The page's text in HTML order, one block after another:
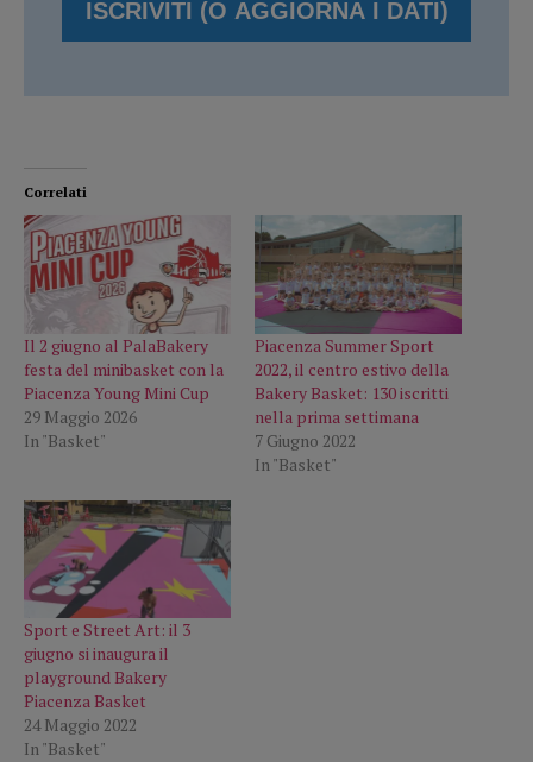
Correlati
Il 2 giugno al PalaBakery
festa del minibasket con la
Piacenza Young Mini Cup
29 Maggio 2026
In "Basket"
Piacenza Summer Sport
2022, il centro estivo della
Bakery Basket: 130 iscritti
nella prima settimana
7 Giugno 2022
In "Basket"
Sport e Street Art: il 3
giugno si inaugura il
playground Bakery
Piacenza Basket
24 Maggio 2022
In "Basket"